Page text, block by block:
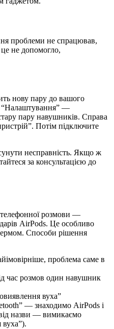
проблеми не спрацював,
не допомогло,
нову пару до вашого
“Налаштування” —
пару навушників. Справа
Потім підключите
несправність. Якщо ж
за консультацією до
телефонної розмови —
AirPods. Це особливо
Способи рішення
проблема саме в
час розмов один навушник
вуха”
— знаходимо AirPods і
назви — вимикаємо